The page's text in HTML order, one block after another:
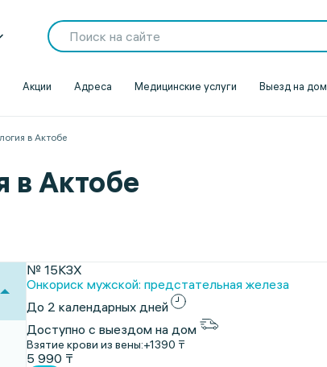
Акции Адреса Медицинские услуги Выезд на дом
в Актобе
в Актобе
№ 15КЗХ
Онкориск мужской: предстательная железа
До 2 календарных дней
Доступно с выездом на дом
Взятие крови из вены:+1390 ₸
5 990 ₸